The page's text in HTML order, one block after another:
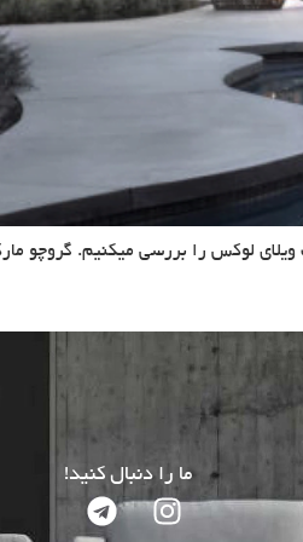
ویلای لوکس را بررسی میکنیم. گروچو
ما را دنبال کنید!